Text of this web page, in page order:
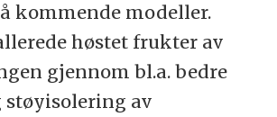
kommende modeller.
høstet frukter av
gjennom bl.a. bedre
av